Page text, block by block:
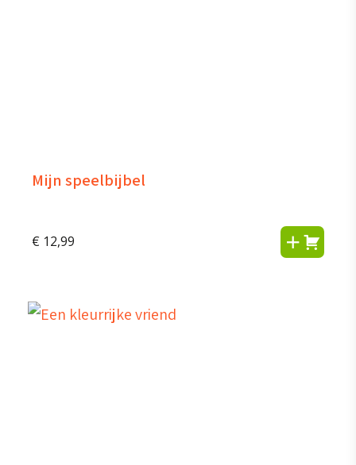
Mijn speelbijbel
€ 12,99